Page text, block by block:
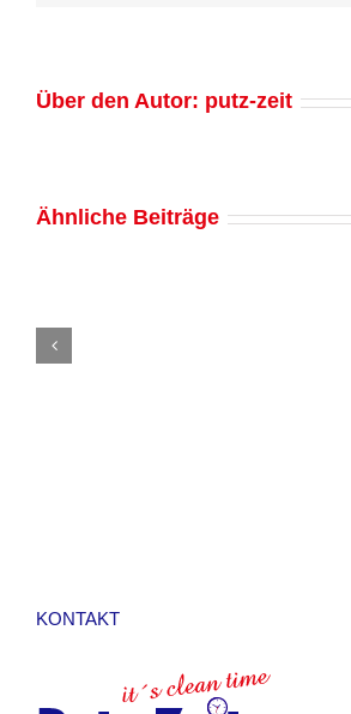
Über den Autor: putz-zeit
Ähnliche Beiträge
KONTAKT